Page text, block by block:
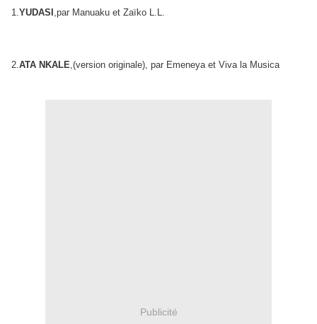
1.YUDASI ,par Manuaku et Zaïko L.L.
2.ATA NKALE,(version originale), par Emeneya et Viva la Musica
Publicité